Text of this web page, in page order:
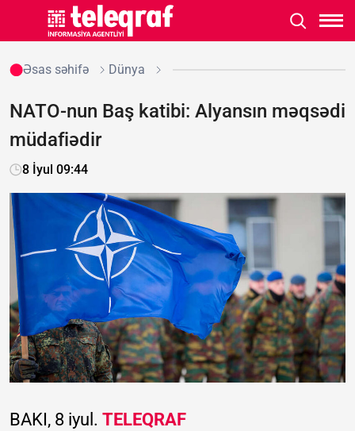
Əsas səhifə Dünya
NATO-nun Baş katibi: Alyansın məqsədi
müdafiədir
8 İyul 09:44
BAKI, 8 iyul. TELEQRAF